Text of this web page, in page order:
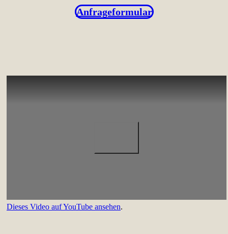
Anfrageformular
Dieses Video auf YouTube ansehen.